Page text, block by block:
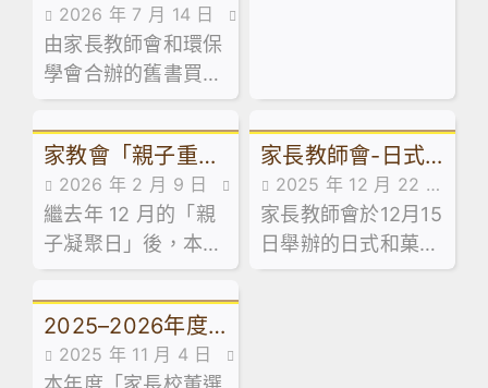
中級舊書買賣」活
動
2026 年 7 月 14 日
家校合作,家長教師會活
動花絮,活動花絮
由家長教師會和環保
學會合辦的舊書買賣
活動已於 7 月 13 日
順利舉行！當日禮堂
熱鬧非凡，大批家長
同學滿載而歸！🥰
家教會「親子重聚
日：輕食製作工作
坊」
2026 年 2 月 9 日
家校合作,家長教師會活
動花絮
繼去年 12 月的「親
子凝聚日」後，本校
家長教師會於 1 月
31 日舉辦了「親子
重聚日 —— 輕食製
作工作坊」。是次活
家長教師會-日式
和菓子工作坊
2025 年 12 月 22 日
家長教師會活動花絮,
活動花絮
家長教師會於12月15
日舉辦的日式和菓子
工作坊反應熱烈，參
2025–2026年度
家長校董選舉結果
2025 年 11 月 4 日
家長教師會活動花絮,最